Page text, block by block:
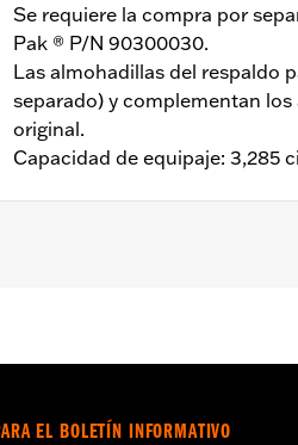
Se requiere la compra por
Pak ® P/N 90300030.
Las almohadillas del respaldo
separado) y complementan
original.
Capacidad de equipaje: 3,285 ci
y el hardware de sujeción
2026 se requiere la
EL BOLETÍN INFORMATIVO